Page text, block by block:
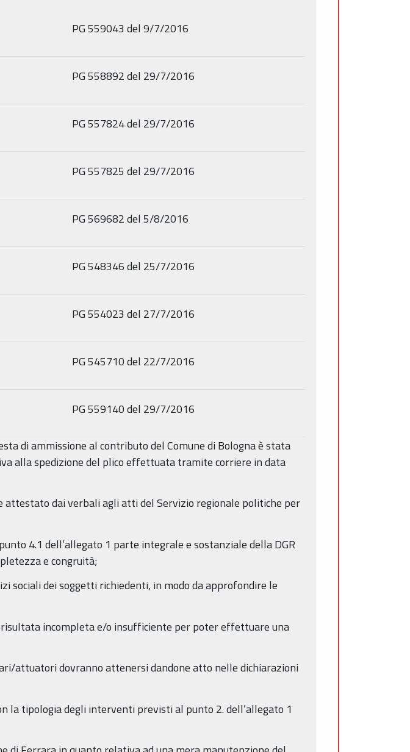
PG 559043 del 9/7/2016
PG 558892 del 29/7/2016
PG 557824 del 29/7/2016
PG 557825 del 29/7/2016
PG 569682 del 5/8/2016
PG 548346 del 25/7/2016
PG 554023 del 27/7/2016
PG 545710 del 22/7/2016
PG 559140 del 29/7/2016
di ammissione al contributo del Comune di Bologna è stata
alla spedizione del plico effettuata tramite corriere in data
attestato dai verbali agli atti del Servizio regionale politiche per
4.1 dell’allegato 1 parte integrale e sostanziale della DGR
e congruità;
dei soggetti richiedenti, in modo da approfondire le
incompleta e/o insufficiente per poter effettuare una
attuatori dovranno attenersi dandone atto nelle dichiarazioni
la tipologia degli interventi previsti al punto 2. dell’allegato 1